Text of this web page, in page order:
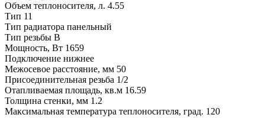
Объем теплоносителя, л. 4.55
Тип 11
Тип радиатора панельный
Тип резьбы В
Мощность, Вт 1659
Подключение нижнее
Межосевое расстояние, мм 50
Присоединительная резьба 1/2
Отапливаемая площадь, кв.м 16.59
Толщина стенки, мм 1.2
Максимальная температура теплоносителя, град. 120